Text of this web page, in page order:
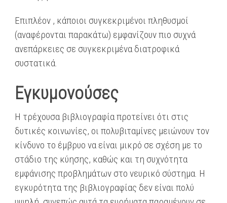
Επιπλέον , κάποιοι συγκεκριμένοι πληθυσμοί
(αναφέρονται παρακάτω) εμφανίζουν πιο συχνά
ανεπάρκειες σε συγκεκριμένα διατροφικά
συστατικά.
Εγκυμονούσες
Η τρέχουσα βιβλιογραφία προτείνει ότι στις
δυτικές κοινωνίες, οι πολυβιταμίνες μειώνουν τον
κίνδυνο το έμβρυο να είναι μικρό σε σχέση με το
στάδιο της κύησης, καθώς και τη συχνότητα
εμφάνισης προβλημάτων στο νευρικό σύστημα. Η
εγκυρότητα της βιβλιογραφίας δεν είναι πολύ